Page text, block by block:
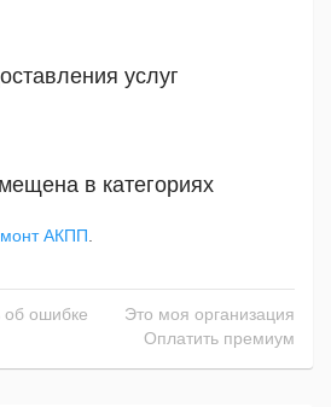
услуг
в категориях
АКПП
ошибке
Это моя организация
Оплатить премиум